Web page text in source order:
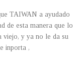
TAIWAN a ayudado
de esta manera que lo
viejo, y ya no le da su
inporta ,